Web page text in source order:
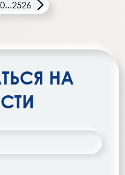
...2526
НА